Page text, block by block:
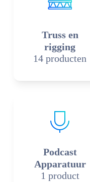
Truss en
rigging
14 producten
Podcast
Apparatuur
1 product